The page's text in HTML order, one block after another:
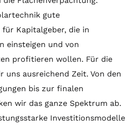
gute
Kapitalgeber, die in
einsteigen und von
profitieren wollen. Für die
uns ausreichend Zeit. Von den
bis zur finalen
wir das ganze Spektrum ab.
Investitionsmodelle